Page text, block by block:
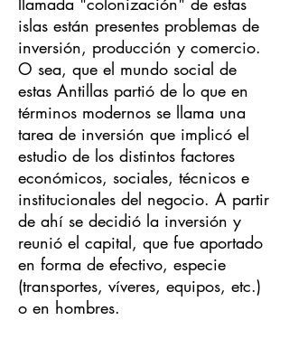
islas están presentes problemas de
inversión, producción y comercio.
O sea, que el mundo social de
estas Antillas partió de lo que en
términos modernos se llama una
tarea de inversión que implicó el
estudio de los distintos factores
económicos, sociales, técnicos e
institucionales del negocio. A partir
de ahí se decidió la inversión y
reunió el capital, que fue aportado
en forma de efectivo, especie
(transportes, víveres, equipos, etc.)
o en hombres.